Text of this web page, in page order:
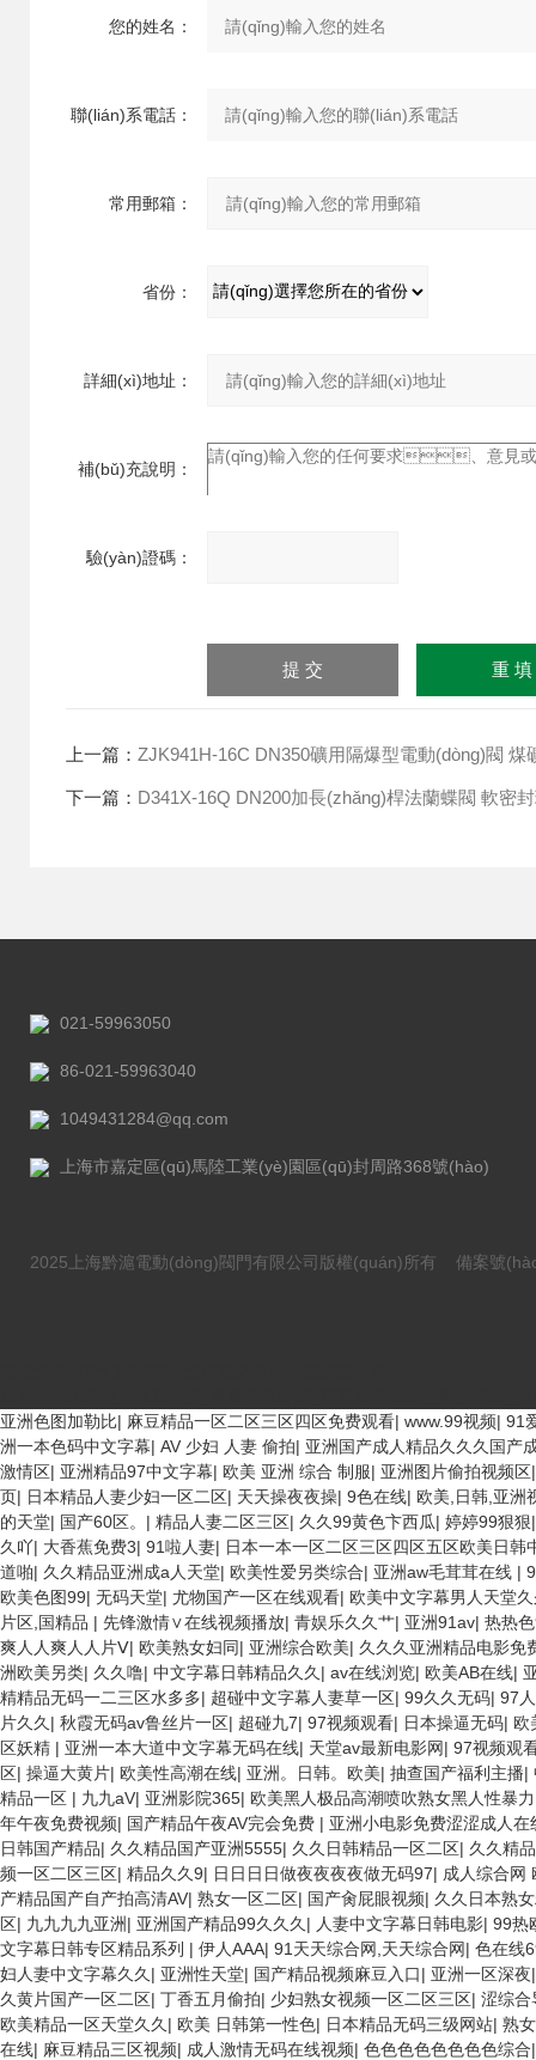
您的姓名：
聯(lián)系電話：
常用郵箱：
省份：
詳細(xì)地址：
補(bǔ)充說明：
驗(yàn)證碼：
輸入
計(jì)算結(jié)果（填寫阿
拉伯?dāng)?shù)字），
上一篇： ZJK941H-16C DN350礦用隔爆型電動(dòng)閥 煤
下一篇： D341X-16Q DN200加長(zhǎng)桿法蘭蝶閥 軟密
021-59963050
86-021-59963040
1049431284@qq.com
上海市嘉定區(qū)馬陸工業(yè)園區(qū)封周路368號(hào)
2025上海黔滬電動(dòng)閥門有限公司版權(quán)所有 備案號
欧美3级网站 一区二区亚洲AV 精品九九九三级片 亚洲姑娘按摩一级视
站在线观看 日本强暴一区 国产熟人AV一二三区 观看性高潮在线播放
A片COM人成A 日韩在线中文字幕91 肏屄啪啪五月 一级a爱无码 亚洲
精品亚洲偷拍 亚洲无码高清日韩欧美一区 国产精品久久久久久美女小
线 欧美国产日本高清不卡 欧美特黄一级户外 99精品国产无码 黄色成
一区毛片 欧美日韩乱伦老熟妇 91久久精品一区二区三区蜜臀 亚洲精品
婷激情五月天麻豆 av在线五月天婷婷 麻豆91国产在线观看一区 久久久
二 欧美黄片第二区 91麻豆VA国产 国产精品乱码一区二区三 能在线看
成人av三片在线播放 亚洲无码日韩一区欧美二区三页 国产成人自拍欧
五月天在线不卡一区二区三区三州 欧美亚洲日韩不卡在线在线观看 亚
欧美黄片精品一区二区三区 国产三级片久久精品 亚洲依人大香蕉在线
在线 啪啪啪欧美一区二区 国产乱伦日韩免费欧美 97激情人妻小说 大
色 国产精品喷水啪啪啪 成人av黄色大片 91国产精品原创人妻 国产精
插人人爽 欧美日韩性爱视频网 日韩经典AV在线观看 98久久精品骚逼
久久三级视屏 日本天堂a在线 在线免费观看a黄片 人妻熟人中文字幕
美日韩91在线 麻豆久久久91 夜夜操天天操人人操 国产91色图区 国产
日韩老板一区 精品久久久久久久久久中文字幕 开心91五月婷婷网 国产
区二区黄色电影 亚洲超黄AV 亚洲日本中文字幕天天更新 亚洲一级欧
色的毛片 免费看国庆黄片 亚洲韩日一区91 91精品偷窥一区二区 大香
字幕日韩黄色影片 人妻福利日韩
亚洲色图加勒比| 麻豆精品一区二区三区四区免费观看| www.99视频| 91
洲一本色码中文字幕| AV 少妇 人妻 偷拍| 亚洲国产成人精品久久久国产
激情区| 亚洲精品97中文字幕| 欧美 亚洲 综合 制服| 亚洲图片偷拍视频区
页| 日本精品人妻少妇一区二区| 天天操夜夜操| 9色在线| 欧美,日韩,亚洲
的天堂| 国产60区。 | 精品人妻二区三区| 久久99黄色卞西瓜| 婷婷99狠狠
久吖| 大香蕉免费3| 91啦人妻| 日本一本一区二区三区四区五区欧美日韩
道啪| 久久精品亚洲成a人天堂| 欧美性爱另类综合| 亚洲aw毛茸茸在线 |
欧美色图99| 无码天堂| 尤物国产一区在线观看| 欧美中文字幕男人天堂
片区,国精品 | 先锋激情∨在线视频播放| 青娱乐久久艹| 亚洲91av| 热热
爽人人爽人人片Ⅴ| 欧美熟女妇同| 亚洲综合欧美| 久久久亚洲精品电影免
洲欧美另类| 久久噜| 中文字幕日韩精品久久 | av在线浏览| 欧美AB在线|
精精品无码一二三区水多多| 超碰中文字幕人妻草一区| 99久久无码| 97
片久久 | 秋霞无码av鲁丝片一区| 超碰九7| 97视频观看| 日本操逼无码| 欧
区妖精 | 亚洲一本大道中文字幕无码在线| 天堂av最新电影网| 97视频观
区| 操逼大黄片| 欧美性高潮在线| 亚洲。日韩。欧美| 抽查国产福利主播|
精品一区 | 九九aV| 亚洲影院365| 欧美黑人极品高潮喷吹熟女黑人性暴
年午夜免费视频| 国产精品午夜AV完会免费 | 亚洲小电影免费涩涩成人
日韩国产精品| 久久精品国产亚洲5555| 久久日韩精品一区二区| 久久精
频一区二区三区| 精品久久9| 日日日日做夜夜夜夜做无码97| 成人综合网
产精品国产自产拍高清AV| 熟女一区二区| 国产肏屁眼视频| 久久日本熟
区| 九九九九亚洲| 亚洲国产精品99久久久 | 人妻中文字幕日韩电影| 99热
文字幕日韩专区精品系列 | 伊人AAA| 91天天综合网,天天综合网| 色在线
妇人妻中文字幕久久 | 亚洲性天堂| 国产精品视频麻豆入口| 亚洲一区深夜
久黄片国产一区二区| 丁香五月偷拍| 少妇熟女视频一区二区三区| 涩综合
欧美精品一区天堂久久 | 欧美 日韩第一性色| 日本精品无码三级网站| 熟
在线| 麻豆精品三区视频| 成人激情无码在线视频| 色色色色色色色色综合